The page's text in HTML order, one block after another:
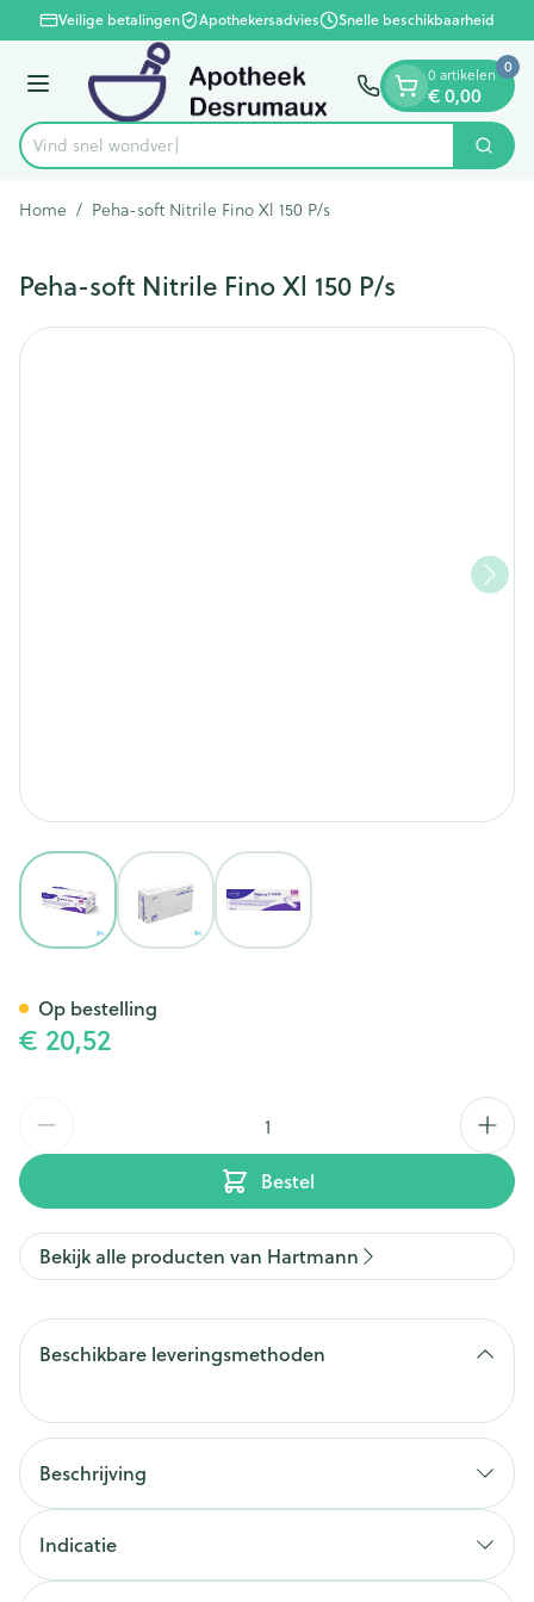
Ga naar de inhoud
1 van 1Veilige betalingen Apothekersadvies Snelle beschikbaarheid
Menu
Product, merk, categorie...
Vind snel Zoek
0 artikelen
€ 0,00
0
Home / Peha-soft Nitrile Fino Xl 150 P/s
Peha-soft Nitrile Fino Xl 150 P/s
View larger imageView larger imageView larger image
€ 20,52
Bestel
Op bestelling
Bekijk alle producten van Hartmann
Beschikbare leveringsmethoden
Beschrijving
Indicatie